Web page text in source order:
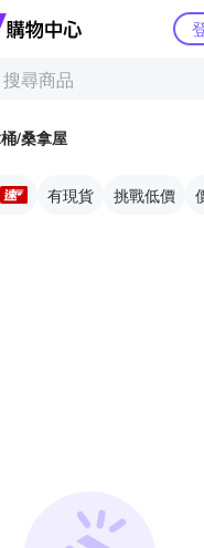
Yahoo購物中心
/桑拿屋
有現貨 挑戰低價